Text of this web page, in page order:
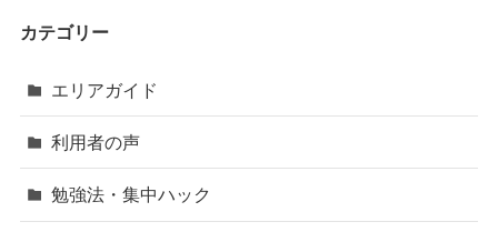
カテゴリー
エリアガイド
利用者の声
勉強法・集中ハック